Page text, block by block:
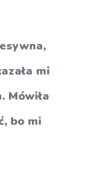
mi
Mówiła
bo mi